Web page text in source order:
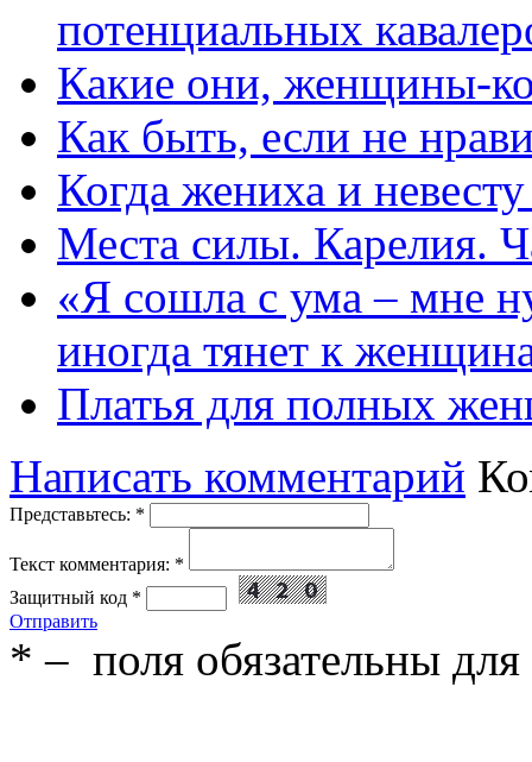
потенциальных
Какие они, женщины-
Как быть, если не
Когда жениха и
Места силы. Карелия.
«Я сошла с ума – мне
иногда тянет к
Платья для полных
Написать комментарий
Представьтесь: *
Текст комментария: *
Защитный код *
Отправить
* – поля обязательны для